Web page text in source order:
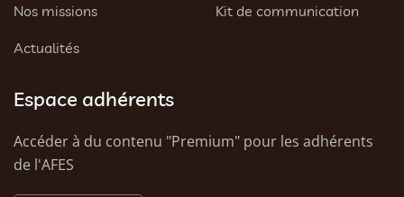
Nos missions
Actualités
Kit de communication
Espace adhérents
Accéder à du contenu "Premium" pour les adhérents
de l'AFES